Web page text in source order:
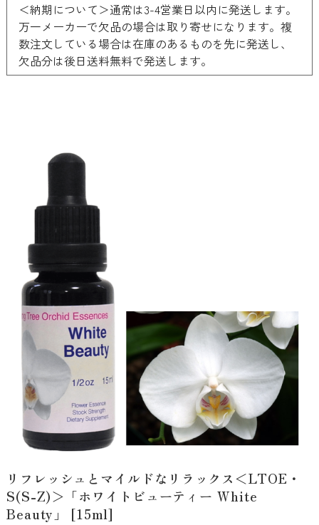
＜納期について＞通常は3-4営業日以内に発送します。
万一メーカーで欠品の場合は取り寄せになります。複
数注文している場合は在庫のあるものを先に発送し、
欠品分は後日送料無料で発送します。
リフレッシュとマイルドなリラックス＜LTOE・
S(S-Z)＞「ホワイトビューティー White
Beauty」 [15ml]